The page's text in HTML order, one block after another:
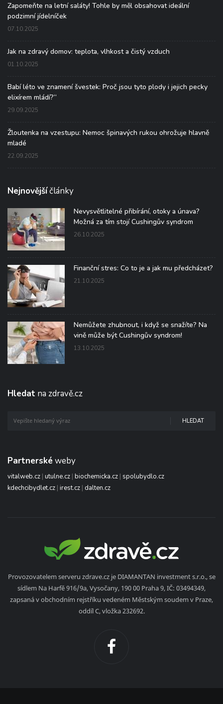
Zapomeňte na letní saláty! Tohle by měl obsahovat ideální
podzimní jídelníček
07.10.2025
Jak na zdravý domov: teplota, vlhkost a čistý vzduch
01.10.2025
Babí léto ve znamení švestek: Proč jsou tyto plody i jejich pecky
elixírem mládí?“
29.09.2025
Žloutenka na vzestupu: Nemoc špinavých rukou ohrožuje hlavně
mladé
22.09.2025
Nejnovějšíčlánky
Nevysvětlitelné přibírání, otoky a únava?
Možná za tím stojí Cushingův syndrom
26.10.2025
Finanční stres: Co to je a jak mu předcházet?
21.10.2025
Nemůžete zhubnout, i když se snažíte? Na
vině může být Cushingův syndrom!
13.10.2025
Hledat na zdravě.cz
HLEDAT
Partnerské weby
vitalweb.cz | utulne.cz | biochemicka.cz | spolubydlo.cz
kdechcibydlet.cz | irest.cz | dalten.cz
Provozovatelem serveru zdrave.cz je DIAMANTAN investment s.r.o., se
sídlem Na Harfě 916/9a, Vysočany, 190 00 Praha 9, IČ: 03494349,
zapsaná v obchodním rejstříku vedeném Městským soudem v Praze,
oddíl C, vložka 232692.